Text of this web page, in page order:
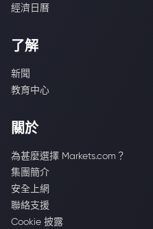
經濟日曆
了解
新聞
教育中心
關於
為甚麼選擇 Markets.com？
集團簡介
安全上網
聯絡支援
Cookie 披露